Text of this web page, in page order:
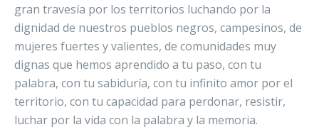
gran travesía por los territorios luchando por la
dignidad de nuestros pueblos negros, campesinos, de
mujeres fuertes y valientes, de comunidades muy
dignas que hemos aprendido a tu paso, con tu
palabra, con tu sabiduría, con tu infinito amor por el
territorio, con tu capacidad para perdonar, resistir,
luchar por la vida con la palabra y la memoria.